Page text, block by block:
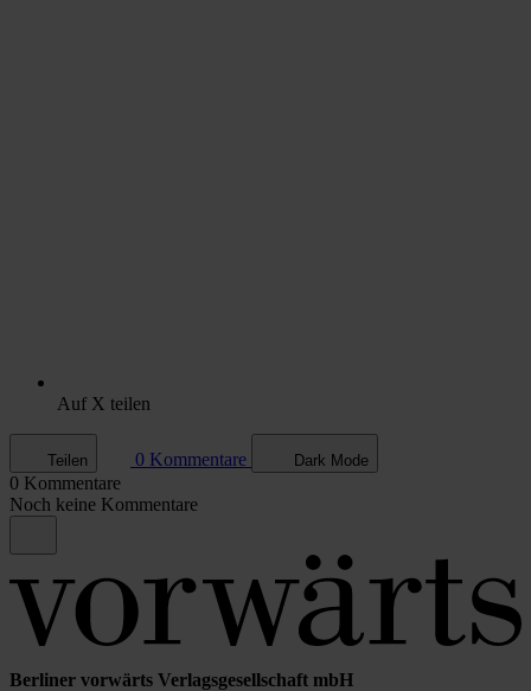
Auf X teilen
Teilen 0 Kommentare Dark Mode
0 Kommentare
Noch keine Kommentare
Berliner vorwärts Verlagsgesellschaft mbH